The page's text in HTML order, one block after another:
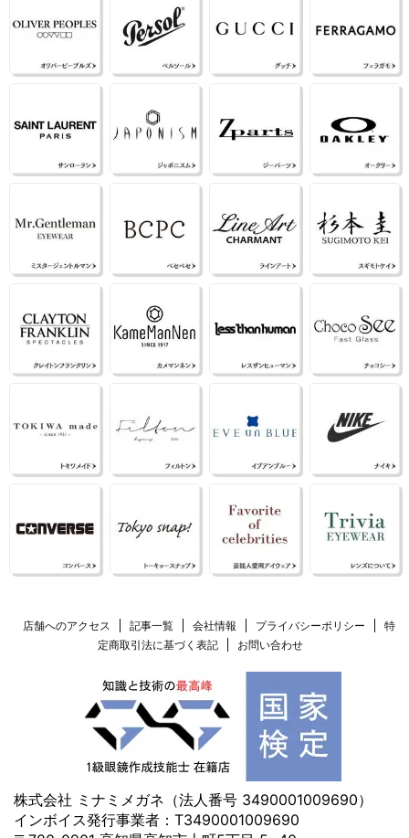
店舗へのアクセス 記事一覧 会社情報 プライバシーポリシー
特
定商取引法に基づく表記
お問い合わせ
株式会社 ミナミメガネ（法人番号 3490001009690）
インボイス発行事業者：T3490001009690